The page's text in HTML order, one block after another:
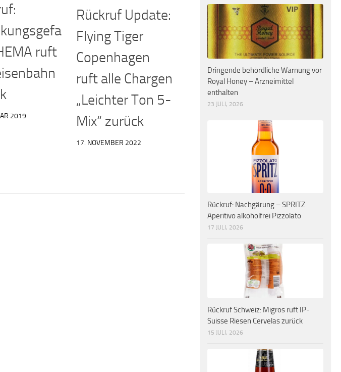
ruft
2019
Rückruf Update:
Flying Tiger
Copenhagen
ruft alle Chargen
„Leichter Ton 5-
Mix“ zurück
17. NOVEMBER 2022
Dringende behördliche Warnung vor
Royal Honey – Arzneimittel
enthalten
23 JULI, 2026
Rückruf: Nachgärung – SPRITZ
Aperitivo alkoholfrei Pizzolato
17 JULI, 2026
Rückruf Schweiz: Migros ruft IP-
Suisse Riesen Cervelas zurück
15 JULI, 2026